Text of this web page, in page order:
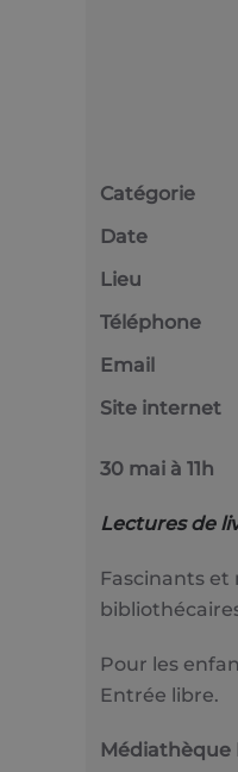
Catégorie
Date
Lieu
Téléphone
Email
Site internet
30 mai à 11h
Lectures de
Fascinants
Pour les
Entrée libre.
Médiathèque